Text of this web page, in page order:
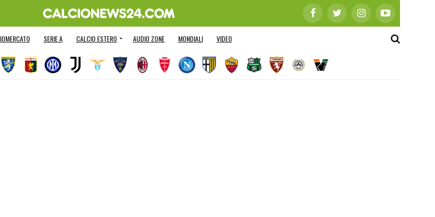
SERIE A CALCIO ESTERO AUDIO ZONE MONDIALI VIDEO